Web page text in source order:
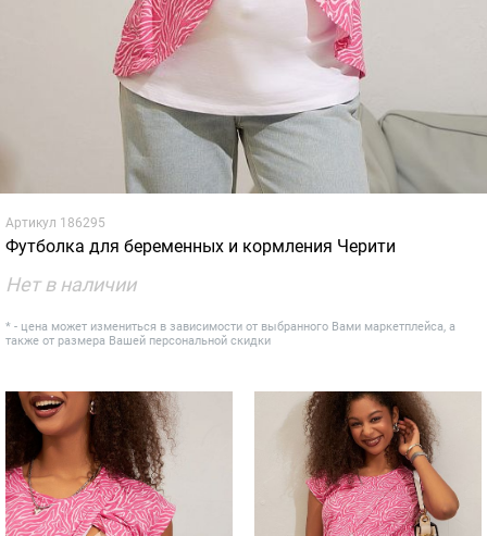
Артикул 186295
Футболка для беременных и кормления Черити
Нет в наличии
* - цена может измениться в зависимости от выбранного Вами маркетплейса, а
также от размера Вашей персональной скидки